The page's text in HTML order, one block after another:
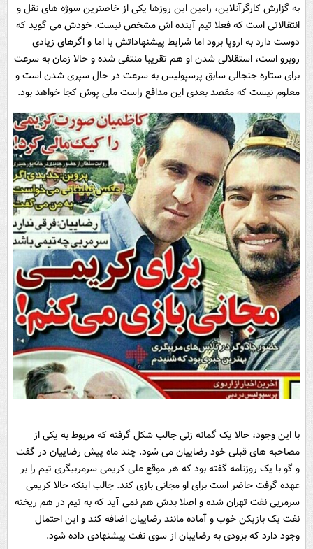
به گزارش کارگرآنلاین، رامین این روزها یکی از خاصترین سوژه های نقل و
انتقالاتی است که فعلا تیم آینده اش مشخص نیست. خودش می گوید که
دوست دارد به اروپا برود اما شرایط پیشنهاداتش با اما و اگرهای زیادی
روبرو است، استقلالی شدن او هم تقریبا منتفی شده و حالا زمان به سرعت
برای ستاره جنجالی سابق پرسپولیس به سرعت در حال سپری شدن است و
معلوم نیست که مقصد بعدی این مدافع راست ملی پوش کجا خواهد بود.
با این وجود، حالا یک گمانه زنی جالب شکل گرفته که مربوط به یکی از
مصاحبه های قبلی خود رضاییان می شود. چند ماه پیش رضاییان در گفت
و گو با یک روزنامه گفته بود که هر موقع علی کریمی سرمربیگری تیم را بر
عهده گرفت حاضر است برای او مجانی بازی کند. جالب اینکه حالا کریمی
سرمربی نفت تهران شده و اصلا بدش هم نمی آید که به تیم در هم ریخته
نفت یک بازیکن خوب و آماده مانند رضاییان اضافه کند و این احتمال
وجود دارد که بزودی به رضاییان از سوی نفت پیشنهادی داده شود.